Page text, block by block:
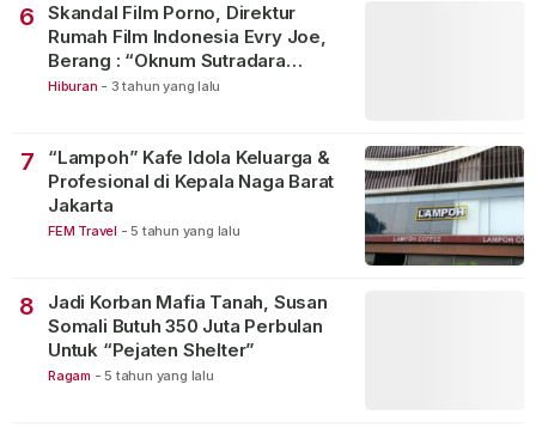
6
Skandal Film Porno, Direktur
Rumah Film Indonesia Evry Joe,
Berang : “Oknum Sutradara
Merusak Perfilman Indonesia”!
Hiburan - 3 tahun yang lalu
7
“Lampoh” Kafe Idola Keluarga &
Profesional di Kepala Naga Barat
Jakarta
FEM Travel - 5 tahun yang lalu
8
Jadi Korban Mafia Tanah, Susan
Somali Butuh 350 Juta Perbulan
Untuk “Pejaten Shelter”
Ragam - 5 tahun yang lalu